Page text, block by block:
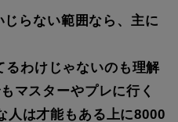
らない範囲なら、主に
るわけじゃないのも理解
マスターやプレに行く
人は才能もある上に8000